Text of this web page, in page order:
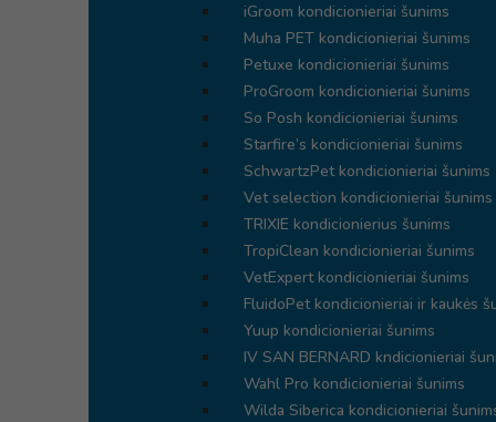
iGroom kondicionieriai šunims
Muha PET kondicionieriai šunims
Petuxe kondicionieriai šunims
ProGroom kondicionieriai šunims
So Posh kondicionieriai šunims
Starfire’s kondicionieriai šunims
SchwartzPet kondicionieriai šunims
Vet selection kondicionieriai šunims
TRIXIE kondicionierius šunims
TropiClean kondicionieriai šunims
VetExpert kondicionieriai šunims
FluidoPet kondicionieriai ir kaukės
Yuup kondicionieriai šunims
IV SAN BERNARD kndicionieriai
Wahl Pro kondicionieriai šunims
Wilda Siberica kondicionieriai